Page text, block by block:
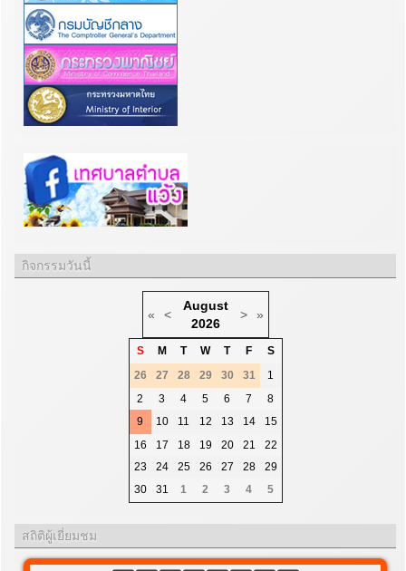
กิจกรรมวันนี้
« <
August
2026
> »
S M T W T F
S
26
27 28 29 30 31
1
2
3 4 5 6 7
8
9
10 11 12 13 14
15
16
17 18 19 20 21
22
23
24 25 26 27 28
29
30
31 1 2 3 4 5
สถิติผู้เยี่ยมชม